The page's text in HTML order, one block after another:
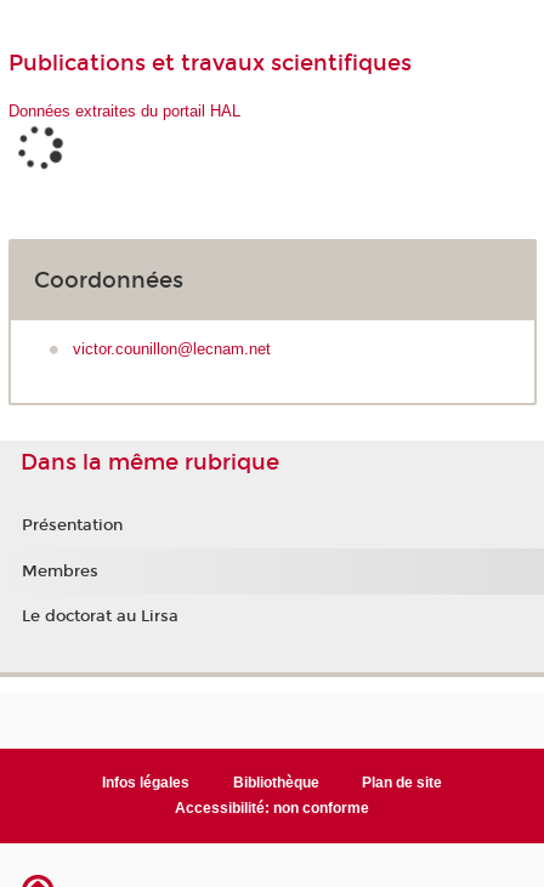
Publications et travaux scientifiques
Données extraites du portail HAL
Coordonnées
victor.counillon@lecnam.net
Dans la même rubrique
Présentation
Membres
Le doctorat au Lirsa
Infos légales Bibliothèque
Plan de site
Accessibilité: non conforme